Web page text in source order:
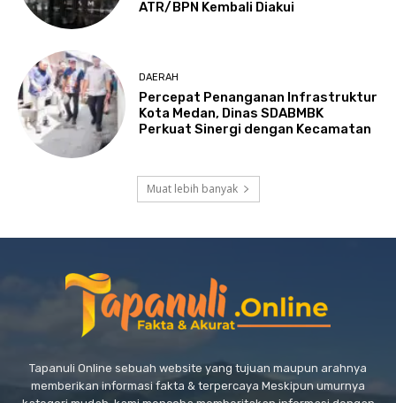
ATR/BPN Kembali Diakui
DAERAH
Percepat Penanganan Infrastruktur
Kota Medan, Dinas SDABMBK
Perkuat Sinergi dengan Kecamatan
Muat lebih banyak
Tapanuli Online sebuah website yang tujuan maupun arahnya
memberikan informasi fakta & terpercaya Meskipun umurnya